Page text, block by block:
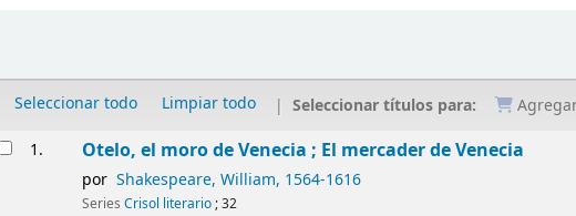
Seleccionar todo Limpiar todo Seleccionar títulos para:
1. Otelo, el moro de Venecia ; El mercader de Venecia
por Shakespeare, William, 1564-1616
SeriesCrisol literario; 32